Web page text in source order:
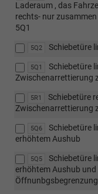
Laderaum , das
rechts- nur
5Q1
5Q2 Schiebetüre
5Q1
Schiebetüre
Zwischenarrettierung
5R1
Schiebetüre
Zwischenarrettierung
5Q6
Schiebetüre
erhöhtem Aushub
5Q5
Schiebetüre
erhöhtem Aushub
Öffnunbgsbegrenzung